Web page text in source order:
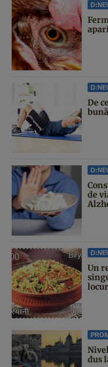
De
de
Un
dus